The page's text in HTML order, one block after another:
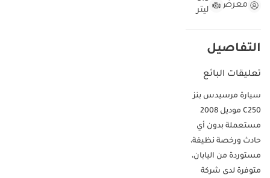
معرض
ليتر
التفاصيل
تعليقات البائع
سيارة مرسيدس بنز
C250 موديل 2008
مستعملة بدون أي
حادث ورخصة نظيفة،
مستوردة من اليابان،
متوفرة لدى شركة